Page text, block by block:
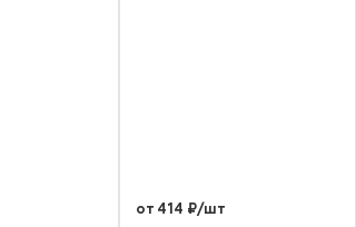
от 414 ₽/шт